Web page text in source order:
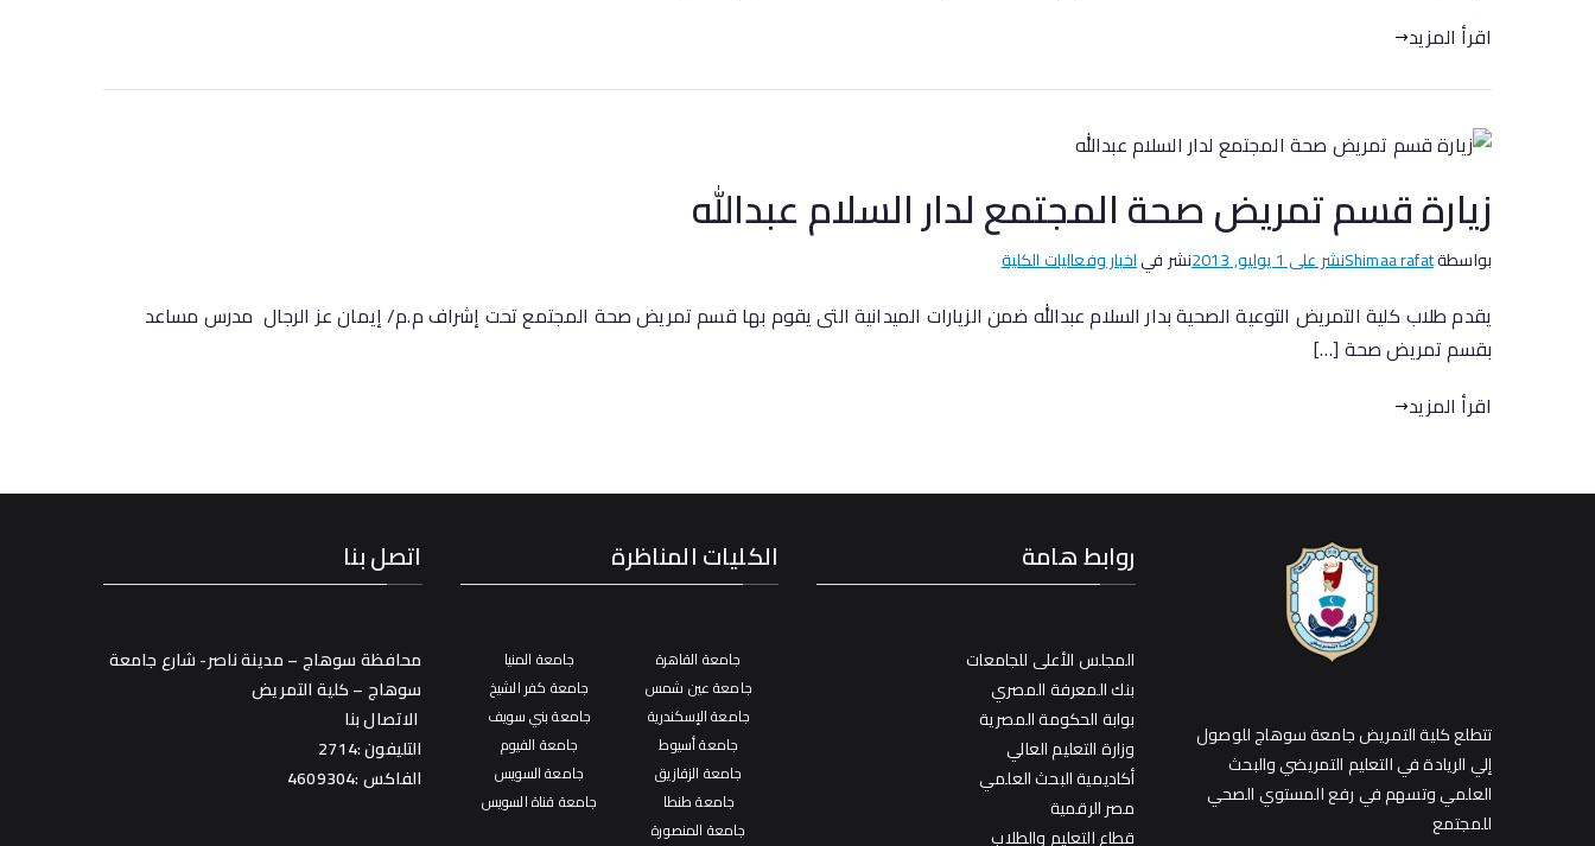
اقرأ المزيد
زيارة قسم تمريض صحة المجتمع لدار السلام عبدالله
بواسطةShimaa rafatنشر على1 يوليو, 2013 نشر فياخبار وفعاليات الكلية
يقدم طلاب كلية التمريض التوعية الصحية بدار السلام عبدالله ضمن الزيارات الميدانية التى يقوم بها قسم تمريض صحة المجتمع تحت إشراف م.م/ إيمان عز الرجال مدرس مساعد
بقسم تمريض صحة […]
اقرأ المزيد
تتطلع كلية التمريض جامعة سوهاج للوصول
إلي الريادة في التعليم التمريضي والبحث
العلمي وتسهم في رفع المستوي الصحي
للمجتمع
روابط هامة
المجلس الأعلى للجامعات
بنك المعرفة المصري
بوابة الحكومة المصرية
وزارة التعليم العالي
أكاديمية البحث العلمي
مصر الرقمية
قطاع التعليم والطلاب
الكليات المناظرة
جامعة القاهرة
جامعة عين شمس
جامعة الإسكندرية
جامعة أسيوط
جامعة الزقازيق
جامعة طنطا
جامعة المنصورة
جامعة المنيا
جامعة كفر الشيخ
جامعة بني سويف
جامعة الفيوم
جامعة السويس
جامعة قناة السويس
اتصل بنا
محافظة سوهاج – مدينة ناصر- شارع جامعة
سوهاج – كلية التمريض
الاتصال بنا
التليفون :2714
الفاكس :4609304